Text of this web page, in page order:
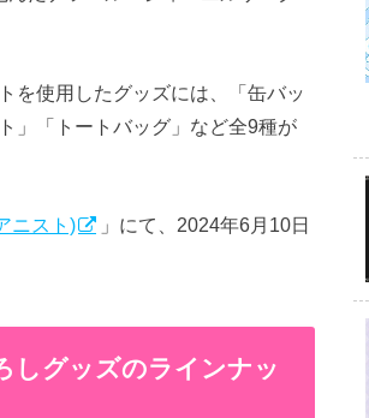
を使用したグッズには、「缶バッ
」「トートバッグ」など全9種が
ニスト)
」にて、2024年6月10日
しグッズのラインナッ